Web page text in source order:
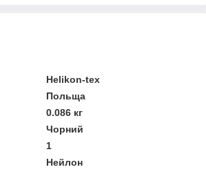
Helikon-tex
Польща
0.086 кг
Чорний
1
Нейлон